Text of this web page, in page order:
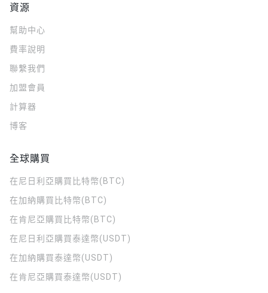
資源
幫助中心
費率說明
聯繫我們
加盟會員
計算器
博客
全球購買
在尼日利亞購買比特幣(BTC)
在加納購買比特幣(BTC)
在肯尼亞購買比特幣(BTC)
在尼日利亞購買泰達幣(USDT)
在加納購買泰達幣(USDT)
在肯尼亞購買泰達幣(USDT)